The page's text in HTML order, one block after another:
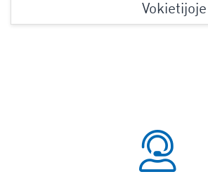
Vokietijoje